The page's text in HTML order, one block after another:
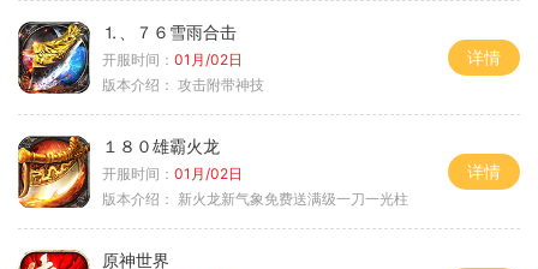
⒈、７６雪雨合击
开服时间： 01月/02日
版本介绍： 攻击附带神技
详情
１８０雄霸火龙
开服时间： 01月/02日
版本介绍： 新火龙新气象免费送满级一刀一光柱
详情
原神世界